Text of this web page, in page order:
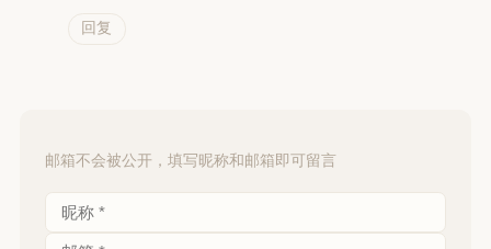
回复
邮箱不会被公开，填写昵称和邮箱即可留言